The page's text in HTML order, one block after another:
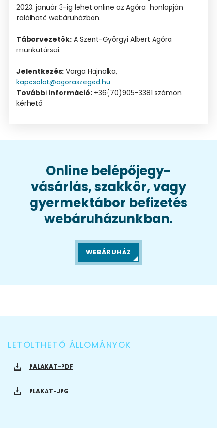
2023. január 3-ig lehet online az Agóra honlapján
található webáruházban.
Táborvezetők:A Szent-Györgyi Albert Agóra
munkatársai.
Jelentkezés:Varga Hajnalka,
kapcsolat@agoraszeged.hu
További információ:+36(70)905-3381 számon
kérhető
Online belépőjegy-
vásárlás, szakkör, vagy
gyermektábor befizetés
webáruházunkban.
WEBÁRUHÁZ
LETÖLTHETŐ ÁLLOMÁNYOK
PALAKAT-PDF
PLAKAT-JPG